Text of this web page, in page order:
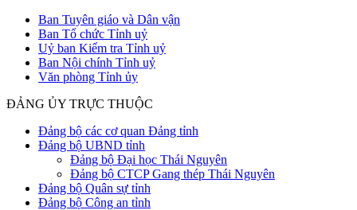
Ban Tuyên giáo và Dân vận
Ban Tổ chức Tỉnh uỷ
Uỷ ban Kiểm tra Tỉnh uỷ
Ban Nội chính Tỉnh uỷ
Văn phòng Tỉnh ủy
ĐẢNG ỦY TRỰC THUỘC
Đảng bộ các cơ quan Đảng tỉnh
Đảng bộ UBND tỉnh
Đảng bộ Đại học Thái Nguyên
Đảng bộ CTCP Gang thép Thái Nguyên
Đảng bộ Quân sự tỉnh
Đảng bộ Công an tỉnh